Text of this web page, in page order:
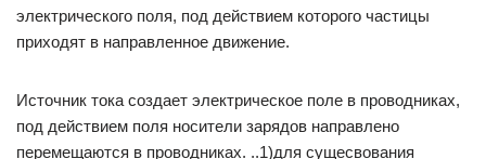
электрического поля, под действием которого частицы
приходят в направленное движение.
Источник тока создает электрическое поле в проводниках,
под действием поля носители зарядов направлено
перемещаются в проводниках. ..1)для сущесвования